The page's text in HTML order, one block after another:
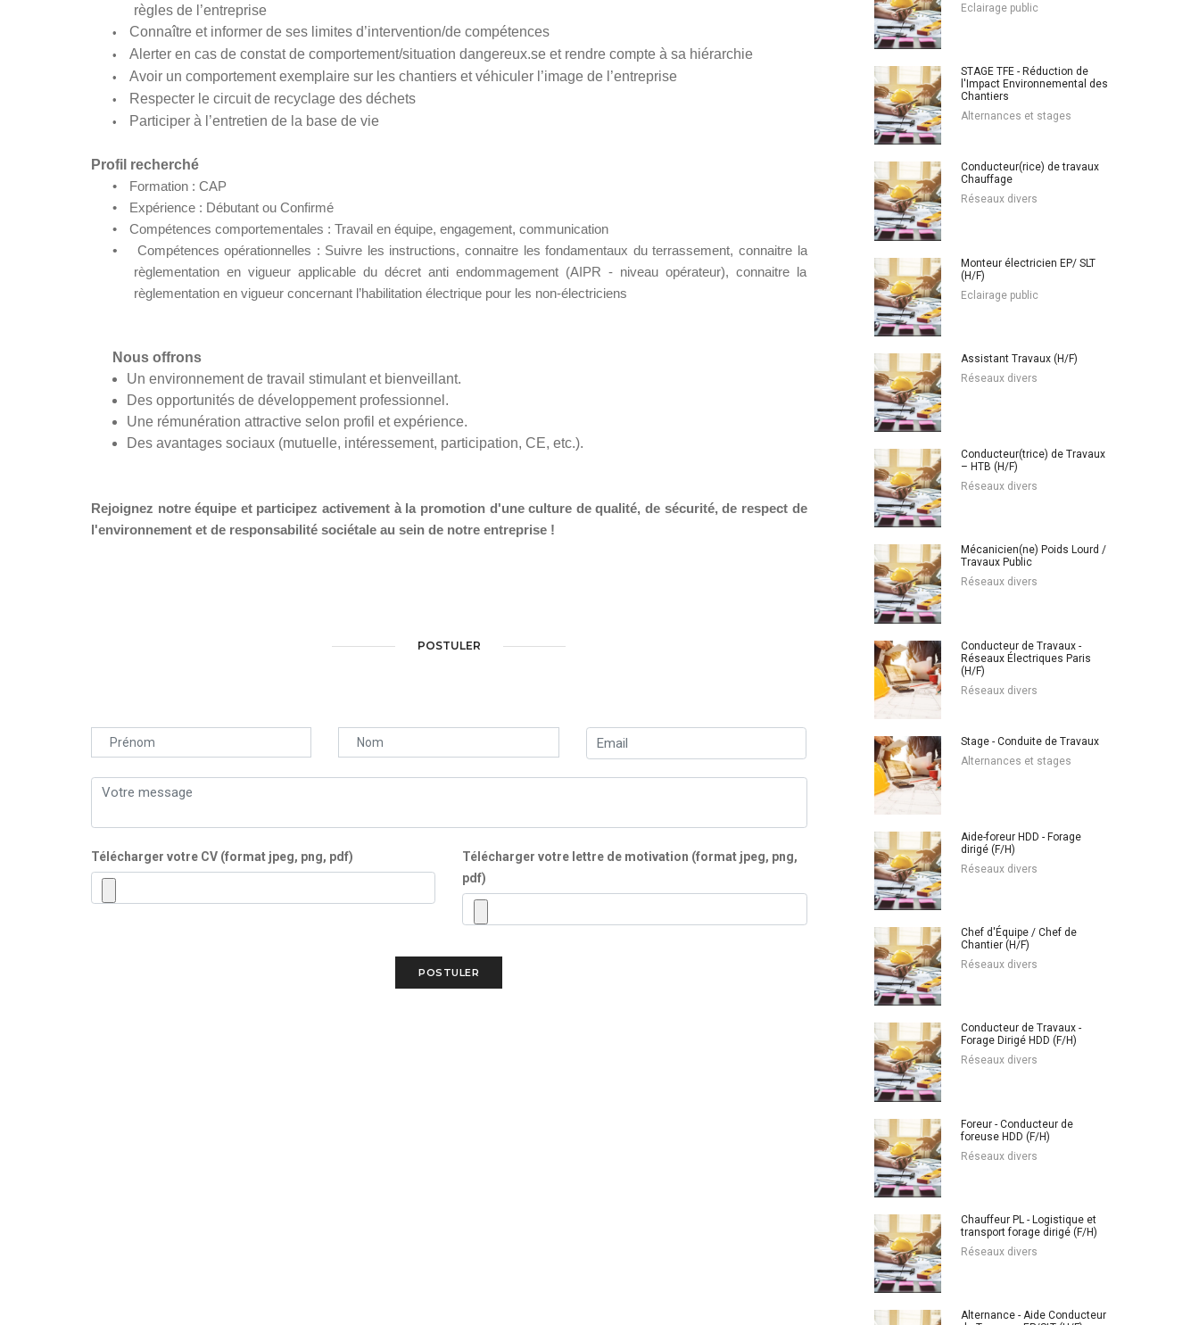
règles de l’entreprise
• Connaître et informer de ses limites d’intervention/de compétences
• Alerter en cas de constat de comportement/situation dangereux.se et rendre compte à sa hiérarchie
• Avoir un comportement exemplaire sur les chantiers et véhiculer l’image de l’entreprise
• Respecter le circuit de recyclage des déchets
• Participer à l’entretien de la base de vie
Profil recherché
•
Formation : CAP
•
Expérience : Débutant ou Confirmé
•
Compétences comportementales : Travail en équipe, engagement, communication
•
Compétences opérationnelles : Suivre les instructions, connaitre les fondamentaux du terrassement, connaitre la
règlementation en vigueur applicable du décret anti endommagement (AIPR - niveau opérateur), connaitre la
règlementation en vigueur concernant l’habilitation électrique pour les non-électriciens
Nous offrons
Un environnement de travail stimulant et bienveillant.
Des opportunités de développement professionnel.
Une rémunération attractive selon profil et expérience.
Des avantages sociaux (mutuelle, intéressement, participation, CE, etc.).
Rejoignez notre équipe et participez activement à la promotion d'une culture de qualité, de sécurité, de respect de
l'environnement et de responsabilité sociétale au sein de notre entreprise !
POSTULER
Télécharger votre CV (format jpeg, png, pdf)
Télécharger votre lettre de motivation (format jpeg, png,
pdf)
Eclairage public
STAGE TFE - Réduction de
l'Impact Environnemental des
Chantiers
Alternances et stages
Conducteur(rice) de travaux
Chauffage
Réseaux divers
Monteur électricien EP/ SLT
(H/F)
Eclairage public
Assistant Travaux (H/F)
Réseaux divers
Conducteur(trice) de Travaux
– HTB (H/F)
Réseaux divers
Mécanicien(ne) Poids Lourd /
Travaux Public
Réseaux divers
Conducteur de Travaux -
Réseaux Électriques Paris
(H/F)
Réseaux divers
Stage - Conduite de Travaux
Alternances et stages
Aide-foreur HDD - Forage
dirigé (F/H)
Réseaux divers
Chef d'Équipe / Chef de
Chantier (H/F)
Réseaux divers
Conducteur de Travaux -
Forage Dirigé HDD (F/H)
Réseaux divers
Foreur - Conducteur de
foreuse HDD (F/H)
Réseaux divers
Chauffeur PL - Logistique et
transport forage dirigé (F/H)
Réseaux divers
Alternance - Aide Conducteur